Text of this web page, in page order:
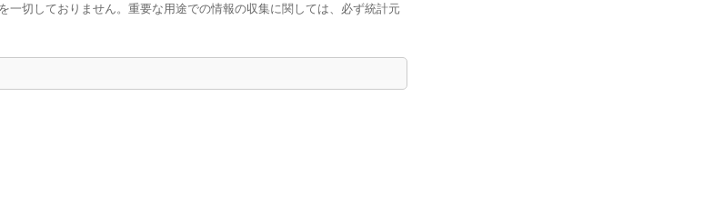
切しておりません。重要な用途での情報の収集に関しては、必ず統計元